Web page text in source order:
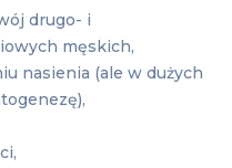
drugo- i
męskich,
nasienia (ale w dużych